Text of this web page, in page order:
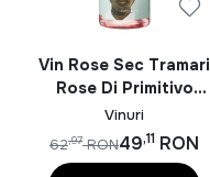
Vin Rose Sec Tramari
Rose Di Primitivo
Salento San Marzano
IGP by Giampaolo
Vinuri
49,11 RON
62,97 RON